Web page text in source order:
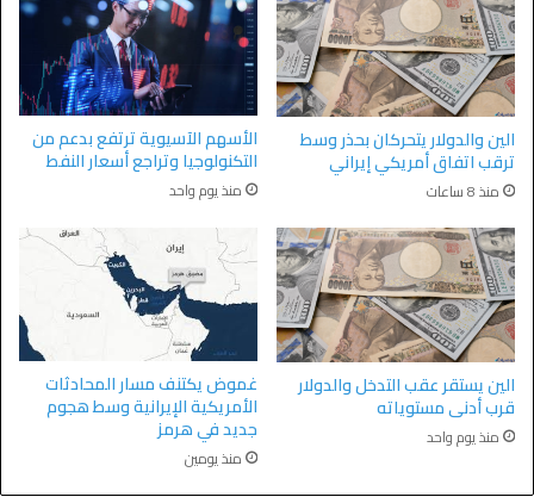
الين والدولار يتحركان بحذر وسط
ترقب اتفاق أمريكي إيراني
منذ 8 ساعات
الأسهم الآسيوية ترتفع بدعم من
التكنولوجيا وتراجع أسعار النفط
منذ يوم واحد
الين يستقر عقب التدخل والدولار
قرب أدنى مستوياته
منذ يوم واحد
غموض يكتنف مسار المحادثات
الأمريكية الإيرانية وسط هجوم
جديد في هرمز
منذ يومين